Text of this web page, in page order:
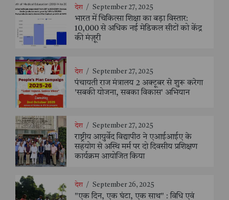
देश / September 27, 2025
भारत में चिकित्सा शिक्षा का बड़ा विस्तार:
10,000 से अधिक नई मेडिकल सीटों को केंद्र
की मंज़ूरी
देश / September 27, 2025
पंचायती राज मंत्रालय 2 अक्टूबर से शुरू करेगा
'सबकी योजना, सबका विकास' अभियान
देश / September 27, 2025
राष्ट्रीय आयुर्वेद विद्यापीठ ने एआईआईए के
सहयोग से अस्थि मर्म पर दो दिवसीय प्रशिक्षण
कार्यक्रम आयोजित किया
देश / September 26, 2025
"एक दिन, एक घंटा, एक साथ" : विधि एवं